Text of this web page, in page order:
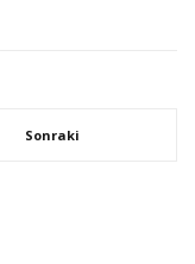
Sonraki